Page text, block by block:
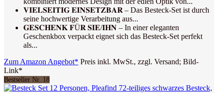
𝐕𝐈𝐄𝐋𝐒𝐄𝐈𝐓𝐈𝐆 𝐄𝐈𝐍𝐒𝐄𝐓𝐙𝐁𝐀𝐑 – Das Besteck-Set ist durch
seine hochwertige Verarbeitung aus...
𝐆𝐄𝐒𝐂𝐇𝐄𝐍𝐊 𝐅Ü𝐑 𝐒𝐈𝐄/𝐈𝐇𝐍 – In einer eleganten
Geschenkbox verpackt eignet sich das Besteck-Set perfekt
als...
Zum Amazon Angebot* Preis inkl. MwSt., zzgl. Versand; Bild-
Link*
Bestseller Nr. 18